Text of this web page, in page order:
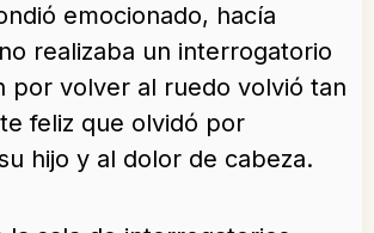
emocionado, hacía
realizaba un interrogatorio
por volver al ruedo volvió tan
feliz que olvidó por
hijo y al dolor de cabeza.